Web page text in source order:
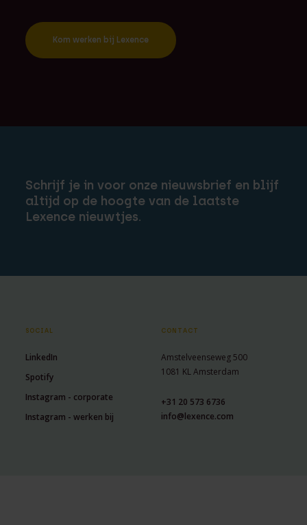
Kom werken bij Lexence
Schrijf je in voor onze nieuwsbrief en blijf
altijd op de hoogte van de laatste
Lexence nieuwtjes.
SOCIAL
LinkedIn
Spotify
Instagram - corporate
Instagram - werken bij
CONTACT
Amstelveenseweg 500
1081 KL Amsterdam
+31 20 573 6736
info@lexence.com